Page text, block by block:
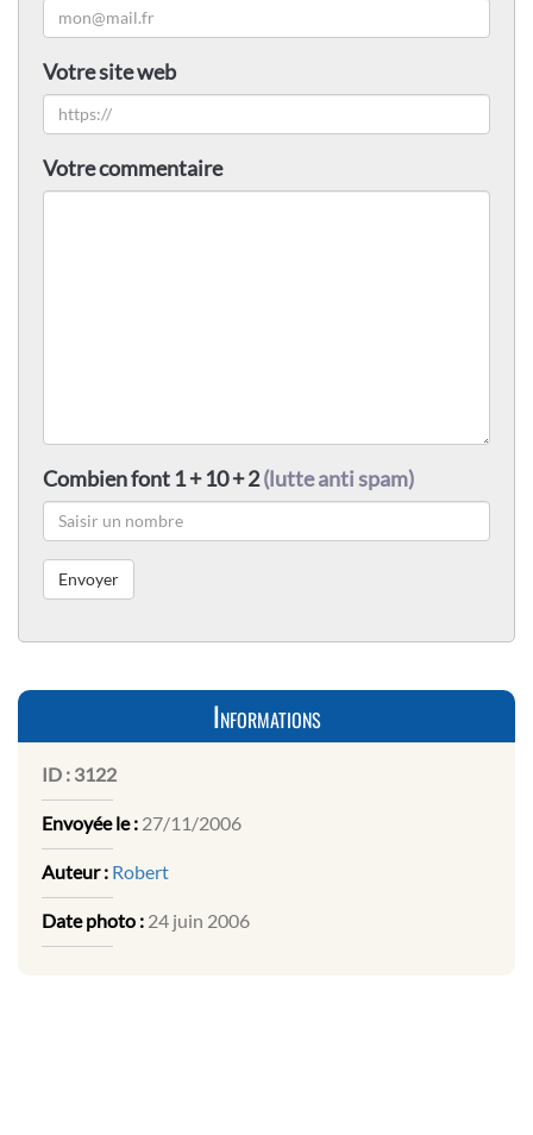
Votre site web
Votre commentaire
Combien font 1 + 10 + 2(lutte anti spam)
Informations
ID : 3122
Envoyée le : 27/11/2006
Auteur : Robert
Date photo : 24 juin 2006